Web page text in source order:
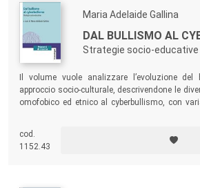
Maria Adelaide Gallina
DAL BULLISMO AL
Strategie socio-educative
Il volume vuole analizzare l’evoluzione
approccio socio-culturale, descrivendone le
omofobico ed etnico al cyberbullismo, con
. Obiettivo del libro,
problema dei comportamenti di
comparazione tra le caratteristiche e gli esiti di
cod.
1152.43